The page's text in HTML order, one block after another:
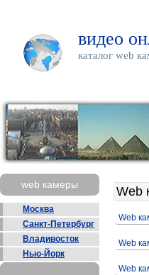
видео
каталог web
web камеры
Москва
Санкт-Петербург
Владивосток
Нью-Йорк
Web
Web
Web
Web